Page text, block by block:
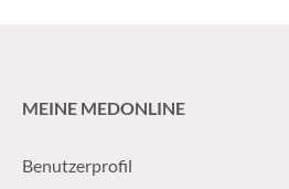
MEINE MEDONLINE
Benutzerprofil